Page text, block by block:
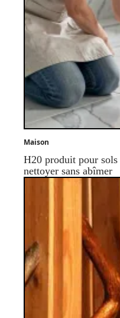
Maison
H20 produit pour
nettoyer sans abîmer